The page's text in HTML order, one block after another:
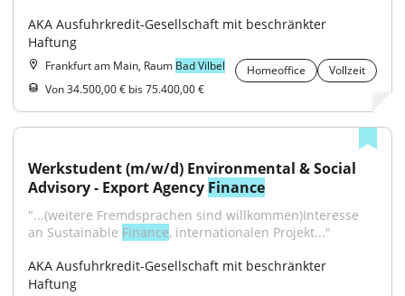
AKA Ausfuhrkredit-Gesellschaft mit beschränkter
Haftung
Frankfurt am Main, Raum Bad Vilbel Homeoffice
Vollzeit
Von 34.500,00 € bis 75.400,00 €
Werkstudent (m/w/d) Environmental & Social
Advisory - Export Agency Finance
"...(weitere Fremd­sprachen sind will­kommen)Interesse
an Sustainable Finance, internationalen Projekt..."
AKA Ausfuhrkredit-Gesellschaft mit beschränkter
Haftung